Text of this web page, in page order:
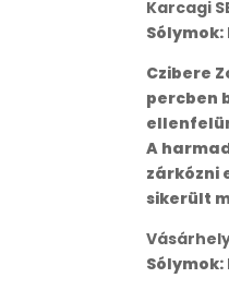
Karcagi
Sólymok:
Czibere
percben
A
zárkózni
sikerült
Sólymok: